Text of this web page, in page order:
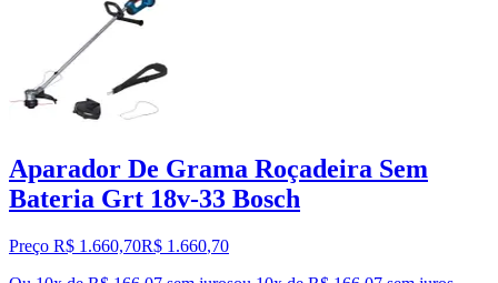
Aparador De Grama Roçadeira Sem
Bateria Grt 18v-33 Bosch
Preço R$ 1.660,70R$ 1.660,70